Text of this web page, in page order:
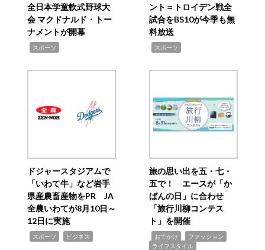
全日本学童軟式野球大
会 マクドナルド・トー
ナメントが開幕
スポーツ
ント＝トロイデン戦全
試合をBS10が今季も無
料放送
スポーツ
ドジャースタジアムで
「いわて牛」など岩手
県産農畜産物をPR JA
全農いわてが8月10日～
12日に実施
スポーツ ビジネス
旅の思い出を五・七・
五で！ エースが「か
ばんの日」に合わせ
「旅行川柳コンテス
ト」を開催
おでかけ ファッション
ライフスタイル